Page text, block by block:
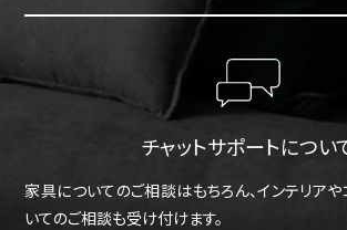
チャットサポートについ
家具についてのご相談はもちろん、インテリア
いてのご相談も受け付けます。